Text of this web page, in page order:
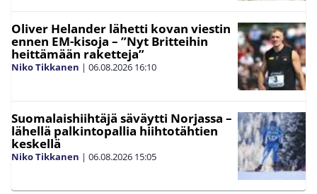
Oliver Helander lähetti kovan viestin
ennen EM-kisoja – ”Nyt Britteihin
heittämään raketteja”
Niko Tikkanen | 06.08.2026 16:10
Suomalaishiihtäjä säväytti Norjassa –
lähellä palkintopallia hiihtotähtien
keskellä
Niko Tikkanen | 06.08.2026 15:05